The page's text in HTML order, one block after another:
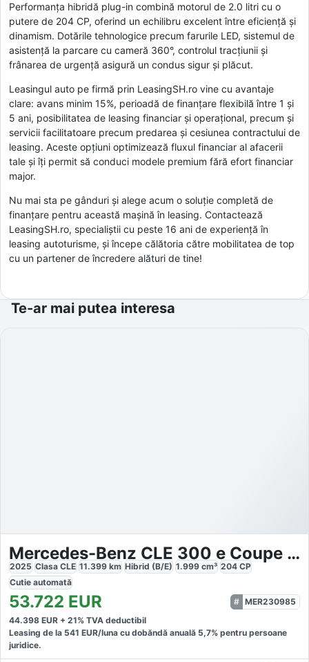
Performanța hibridă plug-in combină motorul de 2.0 litri cu o
putere de 204 CP, oferind un echilibru excelent între eficiență și
dinamism. Dotările tehnologice precum farurile LED, sistemul de
asistență la parcare cu cameră 360°, controlul tracțiunii și
frânarea de urgență asigură un condus sigur și plăcut.
Leasingul auto pe firmă prin LeasingSH.ro vine cu avantaje
clare: avans minim 15%, perioadă de finanțare flexibilă între 1 și
5 ani, posibilitatea de leasing financiar și operațional, precum și
servicii facilitatoare precum predarea și cesiunea contractului de
leasing. Aceste opțiuni optimizează fluxul financiar al afacerii
tale și îți permit să conduci modele premium fără efort financiar
major.
Nu mai sta pe gânduri și alege acum o soluție completă de
finanțare pentru această mașină în leasing. Contactează
LeasingSH.ro, specialiștii cu peste 16 ani de experiență în
leasing autoturisme, și începe călătoria către mobilitatea de top
cu un partener de încredere alături de tine!
Te-ar mai putea interesa
Mercedes-Benz CLE 300 e Coupe AMG
2025 Clasa CLE 11.399 km Hibrid (B/E) 1.999 cm³ 204 CP
Cutie automată
53.722 EUR
MER230985
44.398 EUR + 21% TVA deductibil
Leasing de la 541 EUR/luna cu dobăndă anuală 5,7% pentru persoane
juridice.